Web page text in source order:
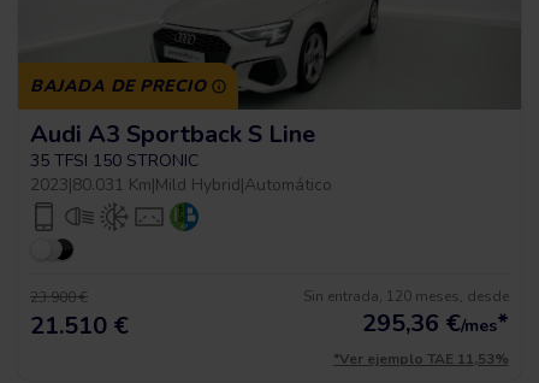
BAJADA DE PRECIO
Audi A3 Sportback S Line
35 TFSI 150 STRONIC
2023|80.031 Km|Mild Hybrid|Automático
23.900 €
21.510 €
Sin entrada, 120 meses, desde
295,36 €/mes*
*Ver ejemplo TAE 11,53%